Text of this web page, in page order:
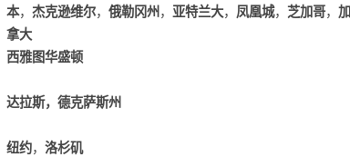
本， 杰克逊维尔， 俄勒冈州 ， 亚特兰大， 凤凰城， 芝加哥， 加
拿大
西雅图华盛顿
达拉斯，德克萨斯州
纽约， 洛杉矶